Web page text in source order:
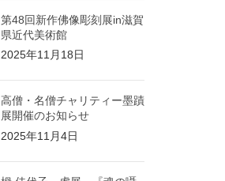
第48回新作佛像彫刻展in滋賀
県近代美術館
2025年11月18日
高僧・名僧チャリティー墨蹟
展開催のお知らせ
2025年11月4日